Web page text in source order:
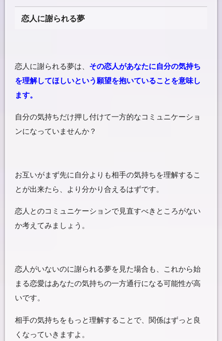
恋人に謝られる夢
恋人に謝られる夢は、 その恋人があなたに自分の気持ち
を理解してほしいという願望を抱いていることを意味し
ます。
自分の気持ちだけ押し付けて一方的なコミュニケーショ
ンになっていませんか？
お互いがまず先に自分よりも相手の気持ちを理解するこ
とが出来たら、より分かり合えるはずです。
恋人とのコミュニケーションで見直すべきところがない
か考えてみましょう。
恋人がいないのに謝られる夢を見た場合も、これから始
まる恋愛はあなたの気持ちの一方通行になる可能性が高
いです。
相手の気持ちをもっと理解することで、関係はずっと良
くなっていきますよ。